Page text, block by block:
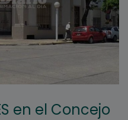
en el Concejo